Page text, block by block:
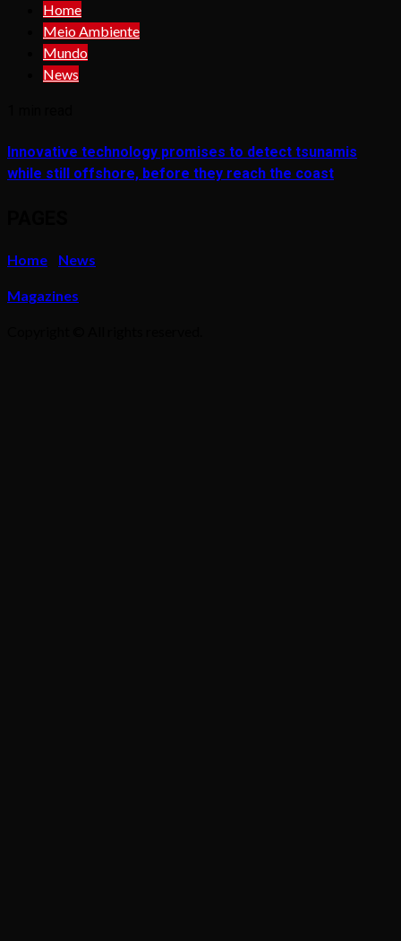
Home
Meio Ambiente
Mundo
News
Innovative technology promises to detect tsunamis
while still offshore, before they reach the coast
Home News
Magazines